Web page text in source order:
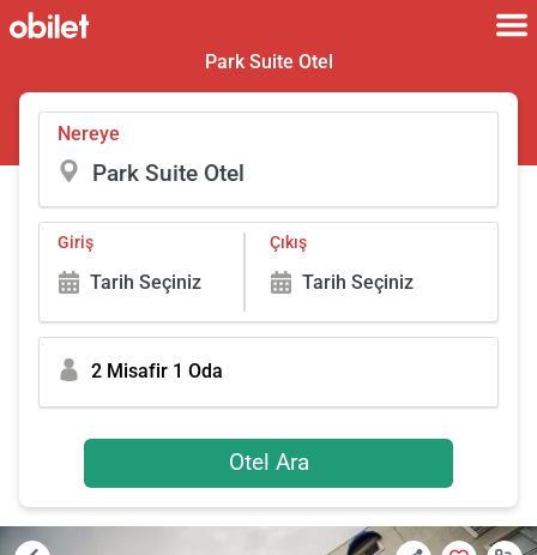
Park Suite Otel
Nereye
Giriş
Tarih Seçiniz
Çıkış
Tarih Seçiniz
2 Misafir 1 Oda
Otel Ara